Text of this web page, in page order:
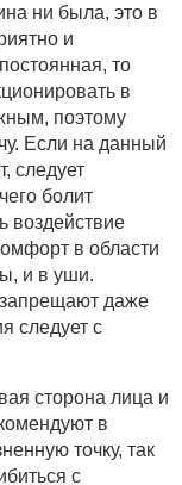
ни была, это в
и
то
в
поэтому
Если на данный
следует
болит
воздействие
в области
и в уши.
даже
следует с
сторона лица и
в
точку, так
с